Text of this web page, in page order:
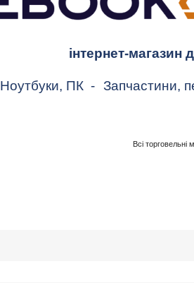
інтернет-магазин
Ноутбуки, ПК - Запчастини,
Всі торговельні